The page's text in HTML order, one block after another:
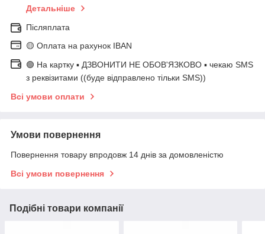
Детальніше
Післяплата
🟡 Оплата на рахунок IBAN
🟢 На картку ▪️ ДЗВОНИТИ НЕ ОБОВ'ЯЗКОВО ▪️ чекаю SMS
з реквізитами ((буде відправлено тільки SMS))
Всі умови оплати
Умови повернення
Повернення товару впродовж 14 днів за домовленістю
Всі умови повернення
Подібні товари компанії